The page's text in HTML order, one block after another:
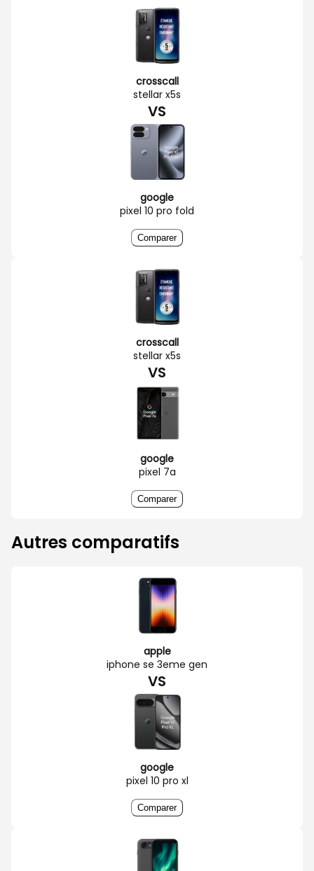
crosscall
stellar x5s
VS
google
pixel 10 pro fold
Comparer
crosscall
stellar x5s
VS
google
pixel 7a
Comparer
Autres comparatifs
apple
iphone se 3eme gen
VS
google
pixel 10 pro xl
Comparer